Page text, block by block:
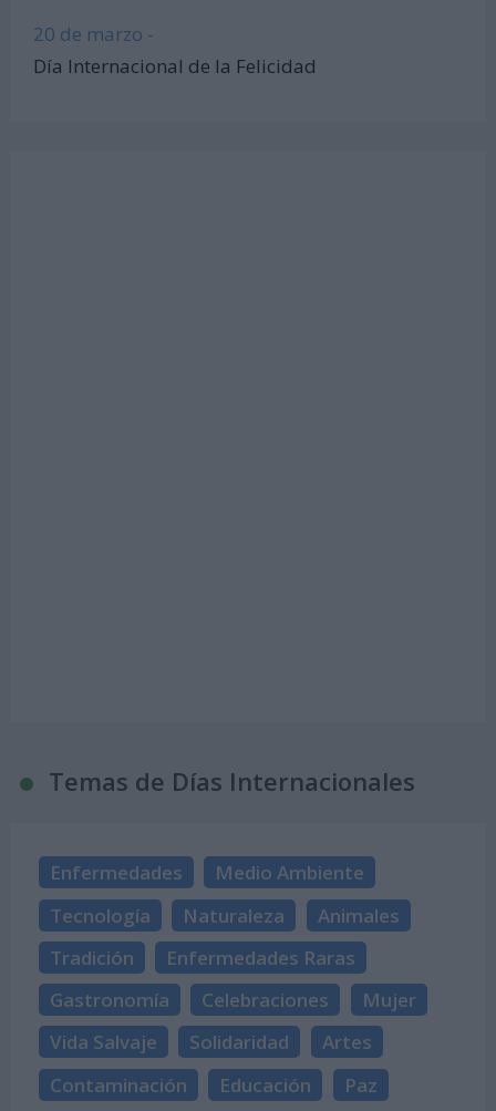
20 de marzo -
Día Internacional de la Felicidad
Temas de Días Internacionales
Enfermedades
Medio Ambiente
Tecnología
Naturaleza
Animales
Tradición
Enfermedades Raras
Gastronomía
Celebraciones
Mujer
Vida Salvaje
Solidaridad
Artes
Contaminación
Educación Paz